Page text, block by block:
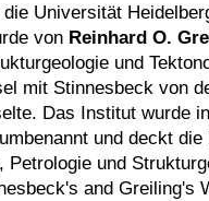
Universität
von Reinhard O.
und
mit Stinnesbeck von
Das Institut wurde in
und deckt die
Petrologie und
and Greiling's